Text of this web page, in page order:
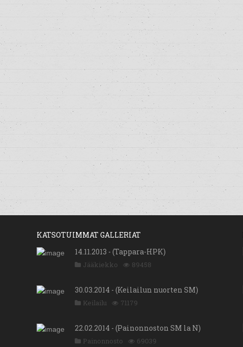
KATSOTUIMMAT GALLERIAT
14.11.2013 - (Tappara-HPK)
Jääkiekko 89458
30.03.2014 - (Keilailun nuorten SM)
Keilailu 71179
22.02.2014 - (Painonnoston SM la N)
Painonnosto 69039